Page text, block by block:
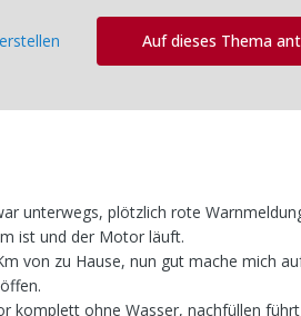
Auf dieses Thema
unterwegs, plötzlich rote
ist und der Motor läuft.
von zu Hause, nun gut mache mich
komplett ohne Wasser, nachfüllen